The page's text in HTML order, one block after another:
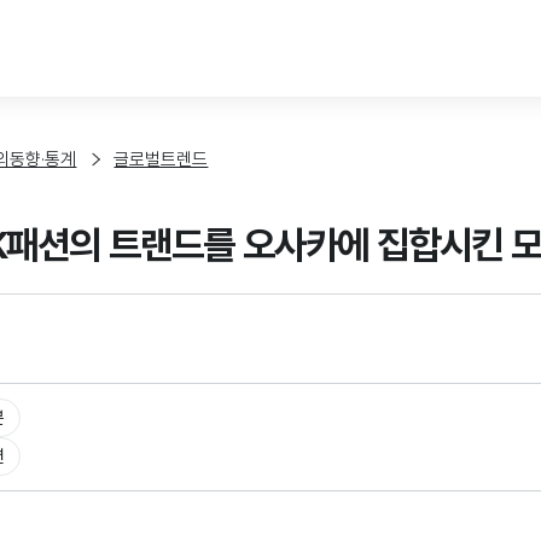
동향·통계 글로벌트렌드
션의 트랜드를 오사카에 집합시킨